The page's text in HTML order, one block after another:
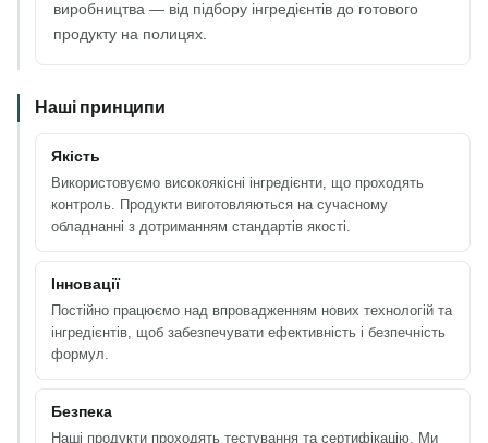
виробництва — від підбору інгредієнтів до готового
продукту на полицях.
Наші принципи
Якість
Використовуємо високоякісні інгредієнти, що проходять
контроль. Продукти виготовляються на сучасному
обладнанні з дотриманням стандартів якості.
Інновації
Постійно працюємо над впровадженням нових технологій та
інгредієнтів, щоб забезпечувати ефективність і безпечність
формул.
Безпека
Наші продукти проходять тестування та сертифікацію. Ми